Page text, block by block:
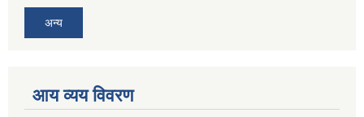
अन्य
आय व्यय विवरण